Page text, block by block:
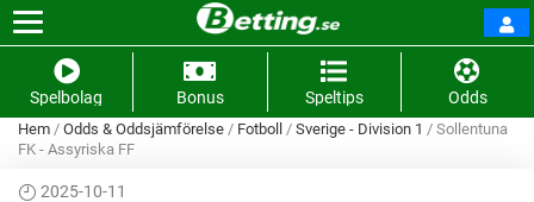
Spelbolag Bonus Speltips Odds
Hem / Odds & Oddsjämförelse / Fotboll / Sverige - Division 1 / Sollentuna
FK - Assyriska FF
2025-10-11